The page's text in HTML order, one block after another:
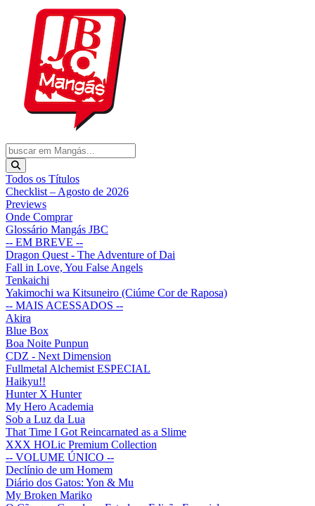
Todos os Títulos
Checklist – Agosto de 2026
Previews
Onde Comprar
Glossário Mangás JBC
-- EM BREVE --
Dragon Quest - The Adventure of Dai
Fall in Love, You False Angels
Tenkaichi
Yakimochi wa Kitsuneiro (Ciúme Cor de Raposa)
-- MAIS ACESSADOS --
Akira
Blue Box
Boa Noite Punpun
CDZ - Next Dimension
Fullmetal Alchemist ESPECIAL
Haikyu!!
Hunter X Hunter
My Hero Academia
Sob a Luz da Lua
That Time I Got Reincarnated as a Slime
XXX HOLic Premium Collection
-- VOLUME ÚNICO --
Declínio de um Homem
Diário dos Gatos: Yon & Mu
My Broken Mariko